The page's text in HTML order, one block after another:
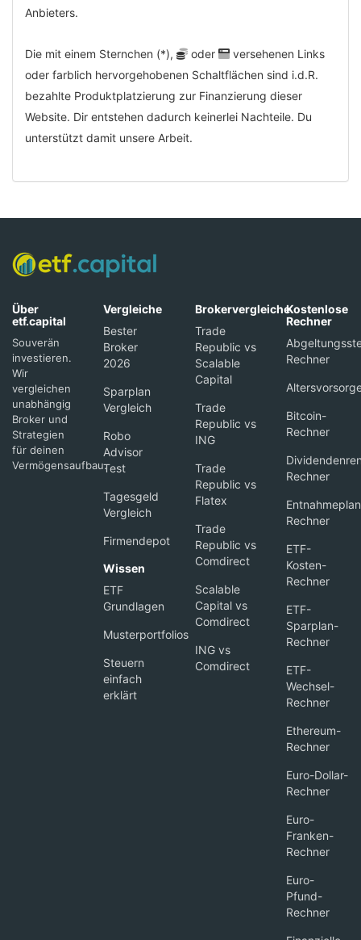
Anbieters.
Die mit einem Sternchen (*), oder
versehenen Links
oder farblich hervorgehobenen Schaltflächen sind i.d.R.
bezahlte Produktplatzierung zur Finanzierung dieser
Website. Dir entstehen dadurch keinerlei Nachteile. Du
unterstützt damit unsere Arbeit.
Über
etf.capital
Souverän
investieren.
Wir
vergleichen
unabhängig
Broker und
Strategien
für deinen
Vermögensaufbau.
Vergleiche
Bester
Broker
2026
Sparplan
Vergleich
Robo
Advisor
Test
Tagesgeld
Vergleich
Firmendepot
Wissen
ETF
Grundlagen
Musterportfolios
Steuern
einfach
erklärt
Brokervergleiche
Trade
Republic vs
Scalable
Capital
Trade
Republic vs
ING
Trade
Republic vs
Flatex
Trade
Republic vs
Comdirect
Scalable
Capital vs
Comdirect
ING vs
Comdirect
Kostenlose
Rechner
Rechner
Bitcoin-
Rechner
Rechner
Rechner
ETF-
Kosten-
Rechner
ETF-
Sparplan-
Rechner
ETF-
Wechsel-
Rechner
Ethereum-
Rechner
Euro-Dollar-
Rechner
Euro-
Franken-
Rechner
Euro-
Pfund-
Rechner